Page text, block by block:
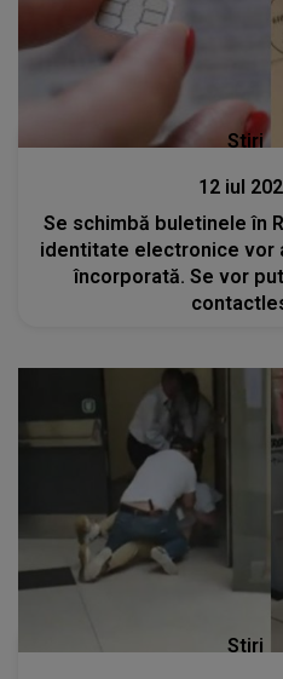
Stiri
12 iul
Se schimbă buletinele în
identitate electronice vor
încorporată. Se vor
Stiri